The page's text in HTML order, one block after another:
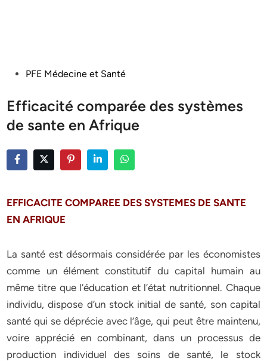
PostedPFE Médecine et Santé
Efficacité comparée des systèmes
de sante en Afrique
EFFICACITE COMPAREE DES SYSTEMES DE SANTE
EN AFRIQUE
La santé est désormais considérée par les économistes
comme un élément constitutif du capital humain au
même titre que l’éducation et l’état nutritionnel. Chaque
individu, dispose d’un stock initial de santé, son capital
santé qui se déprécie avec l’âge, qui peut être maintenu,
voire apprécié en combinant, dans un processus de
production individuel des soins de santé, le stock